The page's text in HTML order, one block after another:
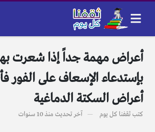
أعراض مهمة جداً إذا شعرت
بإستدعاء الإسعاف على الفور
أعراض السكتة الدماغية
كتبثقفنا كل يوم آخر تحديث منذ 10 سنوات